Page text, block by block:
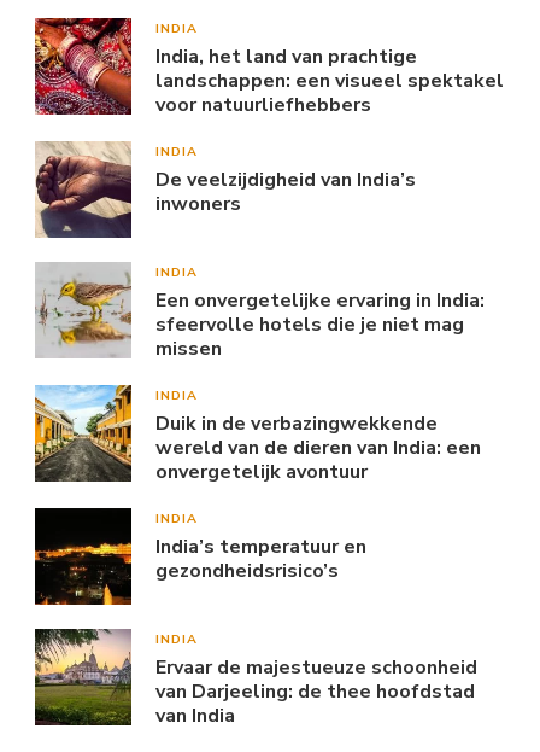
INDIA
India, het land van prachtige
landschappen: een visueel spektakel
voor natuurliefhebbers
INDIA
De veelzijdigheid van India’s
inwoners
INDIA
Een onvergetelijke ervaring in India:
sfeervolle hotels die je niet mag
missen
INDIA
Duik in de verbazingwekkende
wereld van de dieren van India: een
onvergetelijk avontuur
INDIA
India’s temperatuur en
gezondheidsrisico’s
INDIA
Ervaar de majestueuze schoonheid
van Darjeeling: de thee hoofdstad
van India